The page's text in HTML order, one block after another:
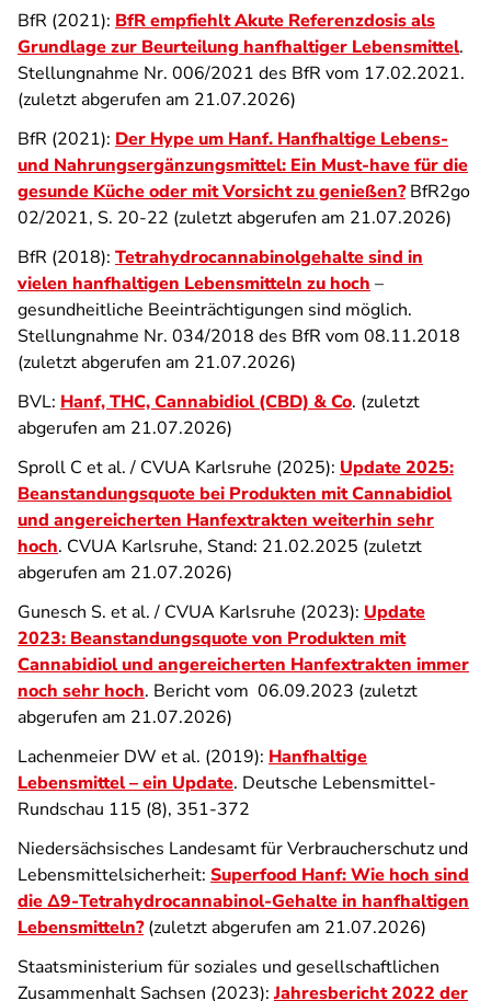
BfR (2021): BfR empfiehlt Akute Referenzdosis als
Grundlage zur Beurteilung hanfhaltiger Lebensmittel.
Stellungnahme Nr. 006/2021 des BfR vom 17.02.2021.
(zuletzt abgerufen am 21.07.2026)
BfR (2021): Der Hype um Hanf. Hanfhaltige Lebens-
und Nahrungsergänzungsmittel: Ein Must-have für die
gesunde Küche oder mit Vorsicht zu genießen?BfR2go
02/2021, S. 20-22 (zuletzt abgerufen am 21.07.2026)
BfR (2018): Tetrahydrocannabinolgehalte sind in
vielen hanfhaltigen Lebensmitteln zu hoch –
gesundheitliche Beeinträchtigungen sind möglich.
Stellungnahme Nr. 034/2018 des BfR vom 08.11.2018
(zuletzt abgerufen am 21.07.2026)
BVL: Hanf, THC, Cannabidiol (CBD) & Co. (zuletzt
abgerufen am 21.07.2026)
Sproll C et al. / CVUA Karlsruhe (2025): Update 2025:
Beanstandungsquote bei Produkten mit Cannabidiol
und angereicherten Hanfextrakten weiterhin sehr
hoch. CVUA Karlsruhe, Stand: 21.02.2025 (zuletzt
abgerufen am 21.07.2026)
Gunesch S. et al. / CVUA Karlsruhe (2023): Update
2023: Beanstandungsquote von Produkten mit
Cannabidiol und angereicherten Hanfextrakten immer
noch sehr hoch. Bericht vom 06.09.2023 (zuletzt
abgerufen am 21.07.2026)
Lachenmeier DW et al. (2019): Hanfhaltige
Lebensmittel – ein Update. Deutsche Lebensmittel-
Rundschau 115 (8), 351-372
Niedersächsisches Landesamt für Verbraucherschutz und
Lebensmittelsicherheit: Superfood Hanf: Wie hoch sind
die Δ9-Tetrahydrocannabinol-Gehalte in hanfhaltigen
Lebensmitteln?(zuletzt abgerufen am 21.07.2026)
Staatsministerium für soziales und gesellschaftlichen
Zusammenhalt Sachsen (2023):Jahresbericht 2022 der